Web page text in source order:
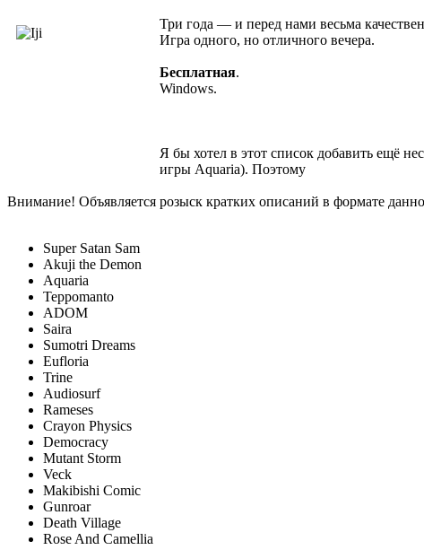
Три года — и перед нами весьма
Игра одного, но отличного вечера.
Бесплатная.
Windows.
Я бы хотел в этот список добавить ещё
игры Aquaria). Поэтому
Внимание! Объявляется розыск кратких описаний в формате
Super Satan Sam
Akuji the Demon
Aquaria
Teppomanto
ADOM
Saira
Sumotri Dreams
Eufloria
Trine
Audiosurf
Rameses
Crayon Physics
Democracy
Mutant Storm
Veck
Makibishi Comic
Gunroar
Death Village
Rose And Camellia